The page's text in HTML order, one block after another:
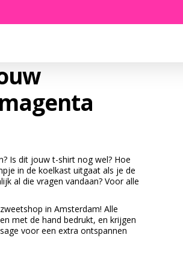
Is dit jouw t-shirt nog wel? Hoe
in de koelkast uitgaat als je de
al die vragen vandaan? Voor alle
in Amsterdam! Alle
met de hand bedrukt, en krijgen
voor een extra ontspannen